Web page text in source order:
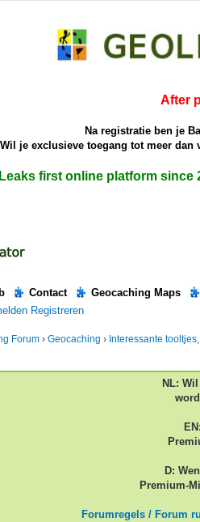
After
Na registratie ben je
Wil je exclusieve toegang tot meer
first online platform since
Contact Geocaching Maps
Registreren
Forum› Geocaching › Interessante
NL:
D:
Premium-
Forumregels / Forum